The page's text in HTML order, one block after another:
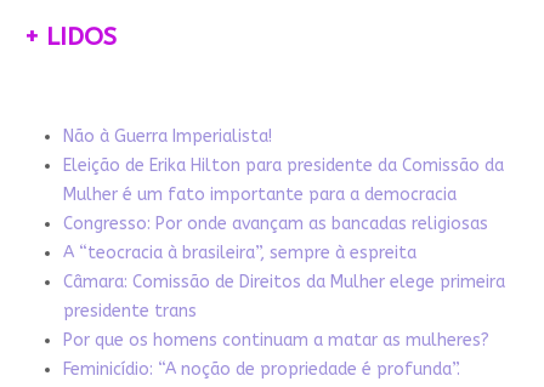
+ LIDOS
Não à Guerra Imperialista!
Eleição de Erika Hilton para presidente da Comissão da
Mulher é um fato importante para a democracia
Congresso: Por onde avançam as bancadas religiosas
A “teocracia à brasileira”, sempre à espreita
Câmara: Comissão de Direitos da Mulher elege primeira
presidente trans
Por que os homens continuam a matar as mulheres?
Feminicídio: “A noção de propriedade é profunda”.